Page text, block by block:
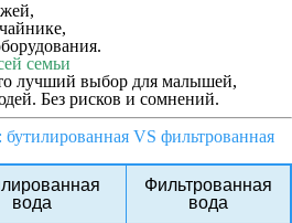
семьи
лучший выбор для малышей,
. Без рисков и сомнений.
VS фильтрованная
вода
Фильтрованная
вода